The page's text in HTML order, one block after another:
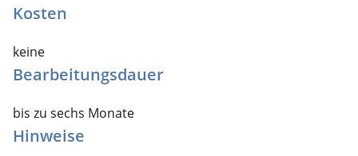
Kosten
keine
Bearbeitungsdauer
bis zu sechs Monate
Hinweise